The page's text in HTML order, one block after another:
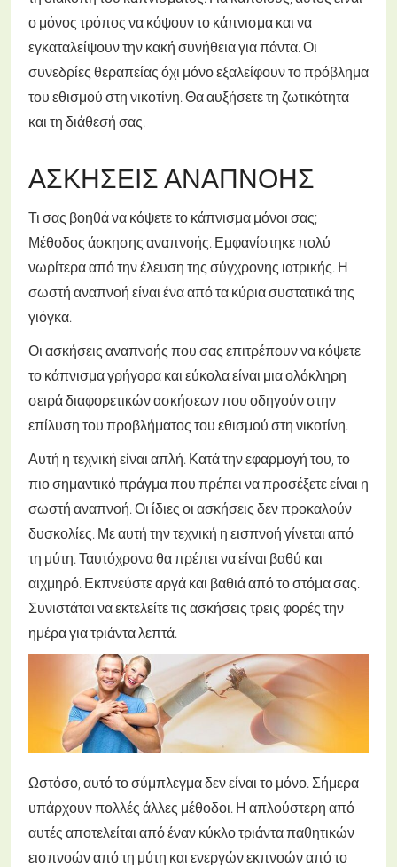
ο μόνος τρόπος να κόψουν το κάπνισμα και να
εγκαταλείψουν την κακή συνήθεια για πάντα. Οι
συνεδρίες θεραπείας όχι μόνο εξαλείφουν το πρόβλημα
του εθισμού στη νικοτίνη. Θα αυξήσετε τη ζωτικότητα
και τη διάθεσή σας.
ΑΣΚΉΣΕΙΣ ΑΝΑΠΝΟΉΣ
Τι σας βοηθά να κόψετε το κάπνισμα μόνοι σας;
Μέθοδος άσκησης αναπνοής. Εμφανίστηκε πολύ
νωρίτερα από την έλευση της σύγχρονης ιατρικής. Η
σωστή αναπνοή είναι ένα από τα κύρια συστατικά της
γιόγκα.
Οι ασκήσεις αναπνοής που σας επιτρέπουν να κόψετε
το κάπνισμα γρήγορα και εύκολα είναι μια ολόκληρη
σειρά διαφορετικών ασκήσεων που οδηγούν στην
επίλυση του προβλήματος του εθισμού στη νικοτίνη.
Αυτή η τεχνική είναι απλή. Κατά την εφαρμογή του, το
πιο σημαντικό πράγμα που πρέπει να προσέξετε είναι η
σωστή αναπνοή. Οι ίδιες οι ασκήσεις δεν προκαλούν
δυσκολίες. Με αυτή την τεχνική η εισπνοή γίνεται από
τη μύτη. Ταυτόχρονα θα πρέπει να είναι βαθύ και
αιχμηρό. Εκπνεύστε αργά και βαθιά από το στόμα σας.
Συνιστάται να εκτελείτε τις ασκήσεις τρεις φορές την
ημέρα για τριάντα λεπτά.
Ωστόσο, αυτό το σύμπλεγμα δεν είναι το μόνο. Σήμερα
υπάρχουν πολλές άλλες μέθοδοι. Η απλούστερη από
αυτές αποτελείται από έναν κύκλο τριάντα παθητικών
εισπνοών από τη μύτη και ενεργών εκπνοών από το